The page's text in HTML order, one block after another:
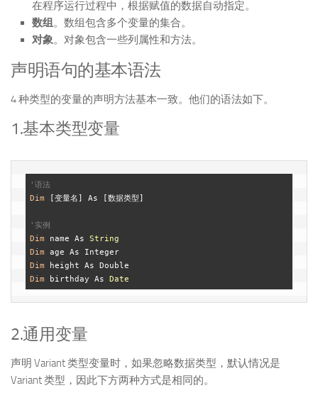
在程序运行过程中，根据赋值的数据自动指定。
数组。数组包含多个变量的集合。
对象。对象包含一些列属性和方法。
声明语句的基本语法
4 种类型的变量的声明方法基本一致。他们的语法如下。
1.基本类型变量
'语法
Dim [变量名] As [数据类型]
'实例
Dim name As String
Dim
age As Integer
Dim
Dim birthday As Date
2.通用变量
声明 Variant 类型变量时，如果忽略数据类型，默认情况是
Variant 类型，因此下方两种方式是相同的。